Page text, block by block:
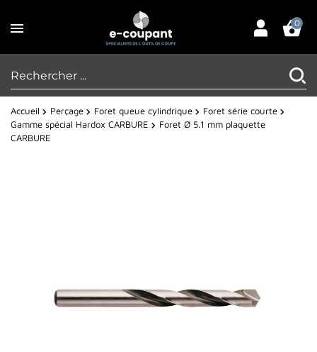
0
Accueil Perçage Foret queue cylindrique
Foret série courte
Gamme spécial Hardox CARBURE
Foret Ø 5.1 mm plaquette
CARBURE